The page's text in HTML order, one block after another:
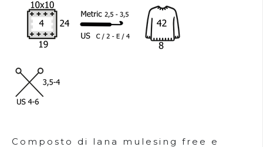
Composto di lana mulesing free e